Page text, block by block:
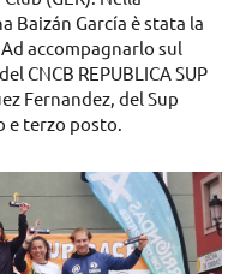
Baizán García è stata la
accompagnarlo sul
CNCB REPUBLICA SUP
Fernandez, del Sup
e terzo posto.